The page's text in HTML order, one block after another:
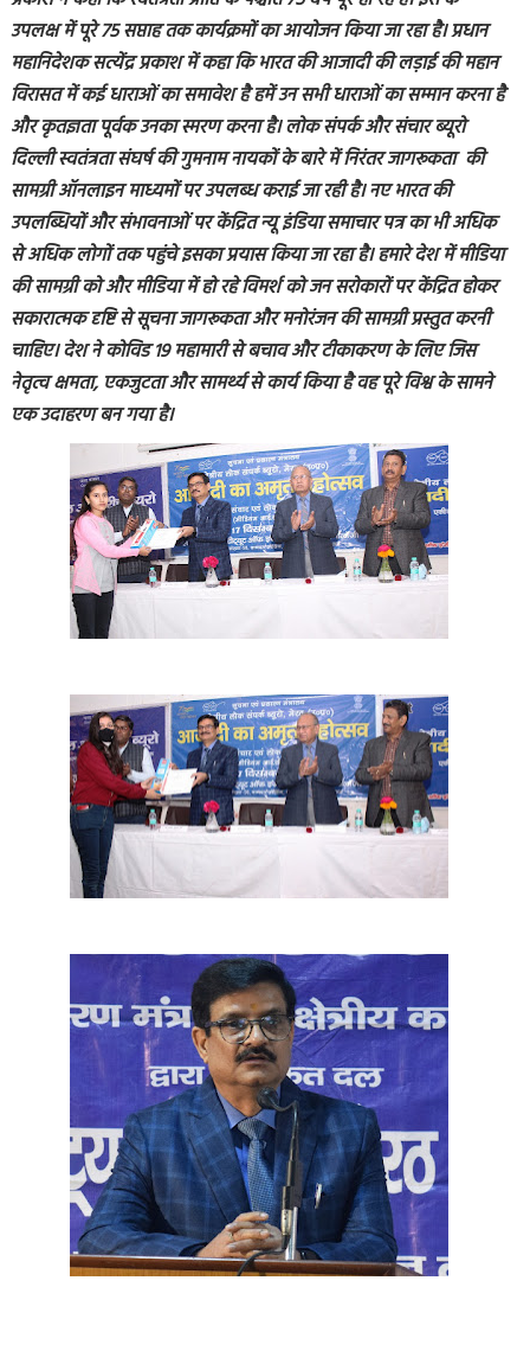
उपलक्ष में पूरे 75 सप्ताह तक कार्यक्रमों का आयोजन किया जा रहा है। प्रधान
महानिदेशक सत्येंद्र प्रकाश में कहा कि भारत की आजादी की लड़ाई की महान
विरासत में कई धाराओं का समावेश है हमें उन सभी धाराओं का सम्मान करना है
और कृतज्ञता पूर्वक उनका स्मरण करना है। लोक संपर्क और संचार ब्यूरो
दिल्ली स्वतंत्रता संघर्ष की गुमनाम नायकों के बारे में निरंतर जागरूकता की
सामग्री ऑनलाइन माध्यमों पर उपलब्ध कराई जा रही है। नए भारत की
उपलब्धियों और संभावनाओं पर केंद्रित न्यू इंडिया समाचार पत्र का भी अधिक
से अधिक लोगों तक पहुंचे इसका प्रयास किया जा रहा है। हमारे देश में मीडिया
की सामग्री को और मीडिया में हो रहे विमर्श को जन सरोकारों पर केंद्रित होकर
सकारात्मक दृष्टि से सूचना जागरूकता और मनोरंजन की सामग्री प्रस्तुत करनी
चाहिए। देश ने कोविड 19 महामारी से बचाव और टीकाकरण के लिए जिस
नेतृत्व क्षमता, एकजुटता और सामर्थ्य से कार्य किया है वह पूरे विश्व के सामने
एक उदाहरण बन गया है।